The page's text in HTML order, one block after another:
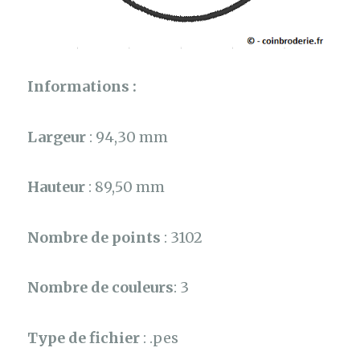
Informations :
Largeur : 94,30 mm
Hauteur : 89,50 mm
Nombre de points : 3102
Nombre de couleurs: 3
Type de fichier : .pes